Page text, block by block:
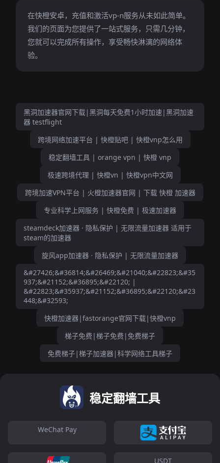
在快橙安卓，充值和激活vp-n服务从未如此简单。
我们的页面为您提供了一站式服务，只需几分钟，
您就可以完成所有操作，享受畅快淋漓的网络体
验。
黑洞加速器官网下载|黑洞每天免费1小时加速|黑洞加速
器 testflight
跨境网络加速平台 | 快橙贴吧 | 快橙vnp怎么用
稳定翻墙工具 | orange vpn | 快橙 vnp
极速跨境代理 | 快橙vn | 快橙vpn中文网
跨境加速VPN平台 | 火橙加速器官网 | 下载 快橙 加速器
专业科学上网服务 | 快橙免费 | 极速加速器
steamdeck加速器 · 隐私保护 | 无限流量加速器 适用于
steam的加速器
旋风app加速器 · 隐私保护 | 无限流量加速器
&#27426;&#36814;&#26469;&#21040;&#22823;&#35
937;&#21152;&#36895;&#22120; |
&#22823;&#35937;&#21152;&#36895;&#22120;&#23
448;&#32593;
快橙加速器|fastorange官网下载|快橙vnp
梯子免费|梯子免费|免费梯子
免费梯子|梯子加速器|科学网络工具梯子
稳定翻墙工具
WeChat Pay
USDT